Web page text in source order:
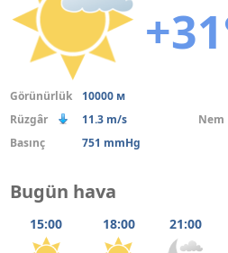
Görünürlük
10000 м
Rüzgâr
11.3 m/s Nem
Basınç
751 mmHg
Bugün hava
15:00 18:00 21:00